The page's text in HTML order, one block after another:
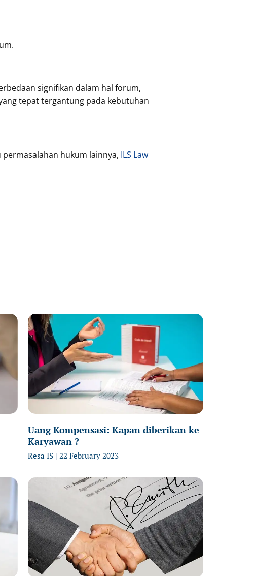
signifikan dalam hal forum,
tepat tergantung pada kebutuhan
hukum lainnya, ILS Law
Uang Kompensasi: Kapan diberikan ke
Karyawan ?
Resa IS 22 February 2023
PagePagePage